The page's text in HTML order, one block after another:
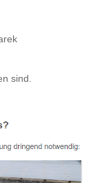
sind.